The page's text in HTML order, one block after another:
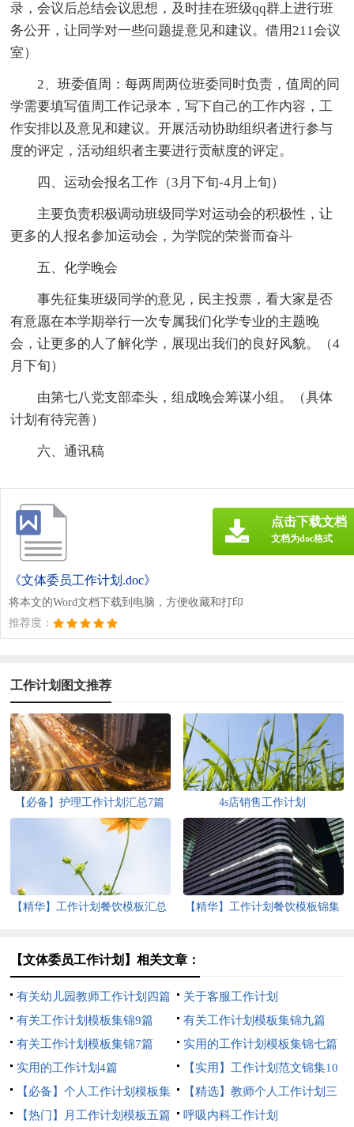
录，会议后总结会议思想，及时挂在班级qq群上进行班
务公开，让同学对一些问题提意见和建议。借用211会议
室）
2、班委值周：每两周两位班委同时负责，值周的同
学需要填写值周工作记录本，写下自己的工作内容，工
作安排以及意见和建议。开展活动协助组织者进行参与
度的评定，活动组织者主要进行贡献度的评定。
四、运动会报名工作（3月下旬-4月上旬）
主要负责积极调动班级同学对运动会的积极性，让
更多的人报名参加运动会，为学院的荣誉而奋斗
五、化学晚会
事先征集班级同学的意见，民主投票，看大家是否
有意愿在本学期举行一次专属我们化学专业的主题晚
会，让更多的人了解化学，展现出我们的良好风貌。（4
月下旬）
由第七八党支部牵头，组成晚会筹谋小组。（具体
计划有待完善）
六、通讯稿
《文体委员工作计划.doc》
将本文的Word文档下载到电脑，方便收藏和打印
推荐度：
点击下载文档
文档为doc格式
工作计划图文推荐
【必备】护理工作计划汇总7篇 4s店销售工作计划
【精华】工作计划餐饮模板汇总
【精华】工作计划餐饮模板锦集
【文体委员工作计划】相关文章：
有关幼儿园教师工作计划四篇
关于客服工作计划
有关工作计划模板集锦9篇
有关工作计划模板集锦九篇
有关工作计划模板集锦7篇
实用的工作计划模板集锦七篇
实用的工作计划4篇
【实用】工作计划范文锦集10
篇
【必备】个人工作计划模板集
锦七篇
【精选】教师个人工作计划三
篇
【热门】月工作计划模板五篇 呼吸内科工作计划